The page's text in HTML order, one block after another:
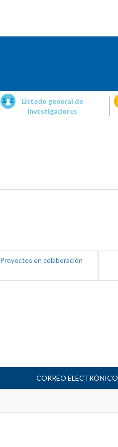
Listado general de
investigadores
Proyectos en colaboración
CORREO ELECTRÓNICO